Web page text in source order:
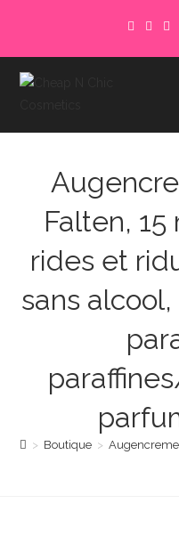
content
Falten,
rides et
sans
> Boutique >